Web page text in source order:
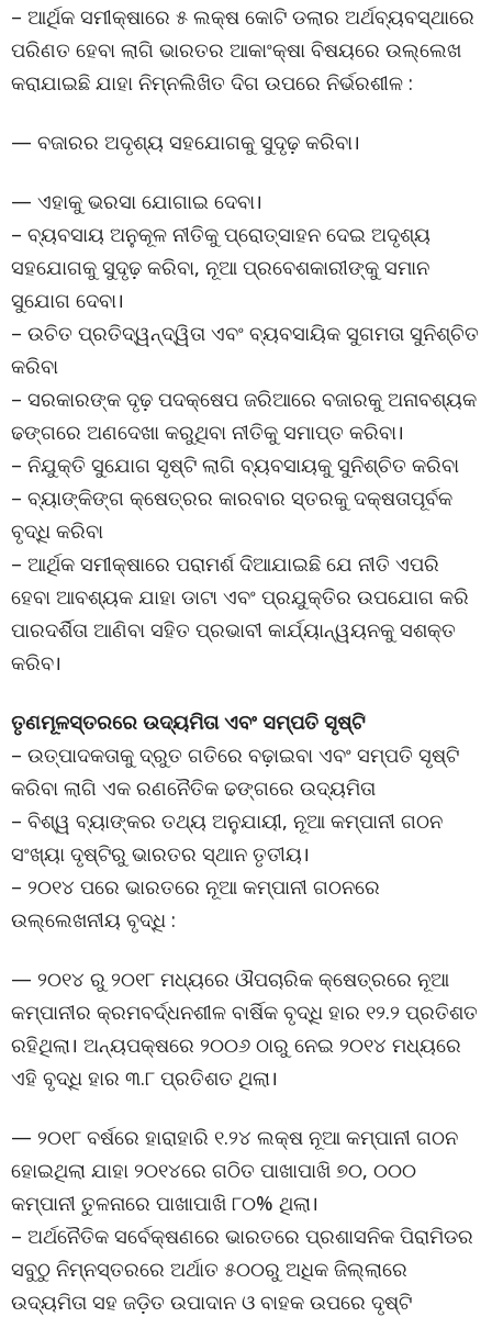
– ଆର୍ଥିକ ସମୀକ୍ଷାରେ ୫ ଲକ୍ଷ କୋଟି ଡଲାର ଅର୍ଥବ୍ୟବସ୍ଥାରେ
ପରିଣତ ହେବା ଲାଗି ଭାରତର ଆକାଂକ୍ଷା ବିଷୟରେ ଉଲ୍ଲେଖ
କରାଯାଇଛି ଯାହା ନିମ୍ନଲିଖିତ ଦିଗ ଉପରେ ନିର୍ଭରଶୀଳ :
— ବଜାରର ଅଦୃଶ୍ୟ ସହଯୋଗକୁ ସୁଦୃଢ଼ କରିବା।
— ଏହାକୁ ଭରସା ଯୋଗାଇ ଦେବା।
– ବ୍ୟବସାୟ ଅନୁକୂଳ ନୀତିକୁ ପ୍ରୋତ୍ସାହନ ଦେଇ ଅଦୃଶ୍ୟ
ସହଯୋଗକୁ ସୁଦୃଢ଼ କରିବା, ନୂଆ ପ୍ରବେଶକାରୀଙ୍କୁ ସମାନ
ସୁଯୋଗ ଦେବା।
– ଉଚିତ ପ୍ରତିଦ୍ୱନ୍ଦ୍ୱିତା ଏବଂ ବ୍ୟବସାୟିକ ସୁଗମତା ସୁନିଶ୍ଚିତ
କରିବା
– ସରକାରଙ୍କ ଦୃଢ଼ ପଦକ୍ଷେପ ଜରିଆରେ ବଜାରକୁ ଅନାବଶ୍ୟକ
ଢଙ୍ଗରେ ଅଣଦେଖା କରୁଥିବା ନୀତିକୁ ସମାପ୍ତ କରିବା।
– ନିଯୁକ୍ତି ସୁଯୋଗ ସୃଷ୍ଟି ଲାଗି ବ୍ୟବସାୟକୁ ସୁନିଶ୍ଚିତ କରିବା
– ବ୍ୟାଙ୍କିଙ୍ଗ କ୍ଷେତ୍ରର କାରବାର ସ୍ତରକୁ ଦକ୍ଷତାପୂର୍ବକ
ବୃଦ୍ଧି କରିବା
– ଆର୍ଥିକ ସମୀକ୍ଷାରେ ପରାମର୍ଶ ଦିଆଯାଇଛି ଯେ ନୀତି ଏପରି
ହେବା ଆବଶ୍ୟକ ଯାହା ଡାଟା ଏବଂ ପ୍ରଯୁକ୍ତିର ଉପଯୋଗ କରି
ପାରଦର୍ଶିତା ଆଣିବା ସହିତ ପ୍ରଭାବୀ କାର୍ଯ୍ୟାନ୍ୱୟନକୁ ସଶକ୍ତ
କରିବ।
ତୃଣମୂଳସ୍ତରରେ ଉଦ୍ୟମିତା ଏବଂ ସମ୍ପତି ସୃଷ୍ଟି
– ଉତ୍ପାଦକତାକୁ ଦ୍ରୁତ ଗତିରେ ବଢ଼ାଇବା ଏବଂ ସମ୍ପତି ସୃଷ୍ଟି
କରିବା ଲାଗି ଏକ ରଣନୈତିକ ଢଙ୍ଗରେ ଉଦ୍ୟମିତା
– ବିଶ୍ୱ ବ୍ୟାଙ୍କର ତଥ୍ୟ ଅନୁଯାୟୀ, ନୂଆ କମ୍ପାନୀ ଗଠନ
ସଂଖ୍ୟା ଦୃଷ୍ଟିରୁ ଭାରତର ସ୍ଥାନ ତୃତୀୟ।
– ୨୦୧୪ ପରେ ଭାରତରେ ନୂଆ କମ୍ପାନୀ ଗଠନରେ
ଉଲ୍ଲେଖନୀୟ ବୃଦ୍ଧି :
— ୨୦୧୪ ରୁ ୨୦୧୮ ମଧ୍ୟରେ ଔପଚାରିକ କ୍ଷେତ୍ରରେ ନୂଆ
କମ୍ପାନୀର କ୍ରମବର୍ଦ୍ଧନଶୀଳ ବାର୍ଷିକ ବୃଦ୍ଧି ହାର ୧୨.୨ ପ୍ରତିଶତ
ରହିଥିଲା। ଅନ୍ୟପକ୍ଷରେ ୨୦୦୬ ଠାରୁ ନେଇ ୨୦୧୪ ମଧ୍ୟରେ
ଏହି ବୃଦ୍ଧି ହାର ୩.୮ ପ୍ରତିଶତ ଥିଲା।
— ୨୦୧୮ ବର୍ଷରେ ହାରାହାରି ୧.୨୪ ଲକ୍ଷ ନୂଆ କମ୍ପାନୀ ଗଠନ
ହୋଇଥିଲା ଯାହା ୨୦୧୪ରେ ଗଠିତ ପାଖାପାଖି ୭୦, ୦୦୦
କମ୍ପାନୀ ତୁଳନାରେ ପାଖାପାଖି ୮୦% ଥିଲା।
– ଅର୍ଥନୈତିକ ସର୍ବେକ୍ଷଣରେ ଭାରତରେ ପ୍ରଶାସନିକ ପିରାମିଡର
ସବୁଠୁ ନିମ୍ନସ୍ତରରେ ଅର୍ଥାତ ୫୦୦ରୁ ଅଧିକ ଜିଲ୍ଲାରେ
ଉଦ୍ୟମିତା ସହ ଜଡ଼ିତ ଉପାଦାନ ଓ ବାହକ ଉପରେ ଦୃଷ୍ଟି